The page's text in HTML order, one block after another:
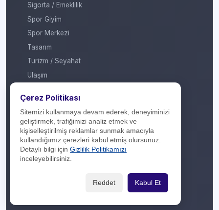
Sigorta / Emeklilik
Spor Giyim
Spor Merkezi
Tasarım
Turizm / Seyahat
Ulaşım
Yapı Marketi
Yurt Dışı / Duty Free
Hakkımızda
İletişim
Çerez Politikası
Sitemizi kullanmaya devam ederek, deneyiminizi
geliştirmek, trafiğimizi analiz etmek ve
kişiselleştirilmiş reklamlar sunmak amacıyla
kullandığımız çerezleri kabul etmiş olursunuz.
Detaylı bilgi için Gizlilik Politikamızı
inceleyebilirsiniz.
Reddet Kabul Et